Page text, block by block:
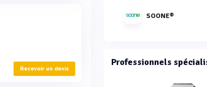
Recevoir un devis
SOONE®
Professionnels